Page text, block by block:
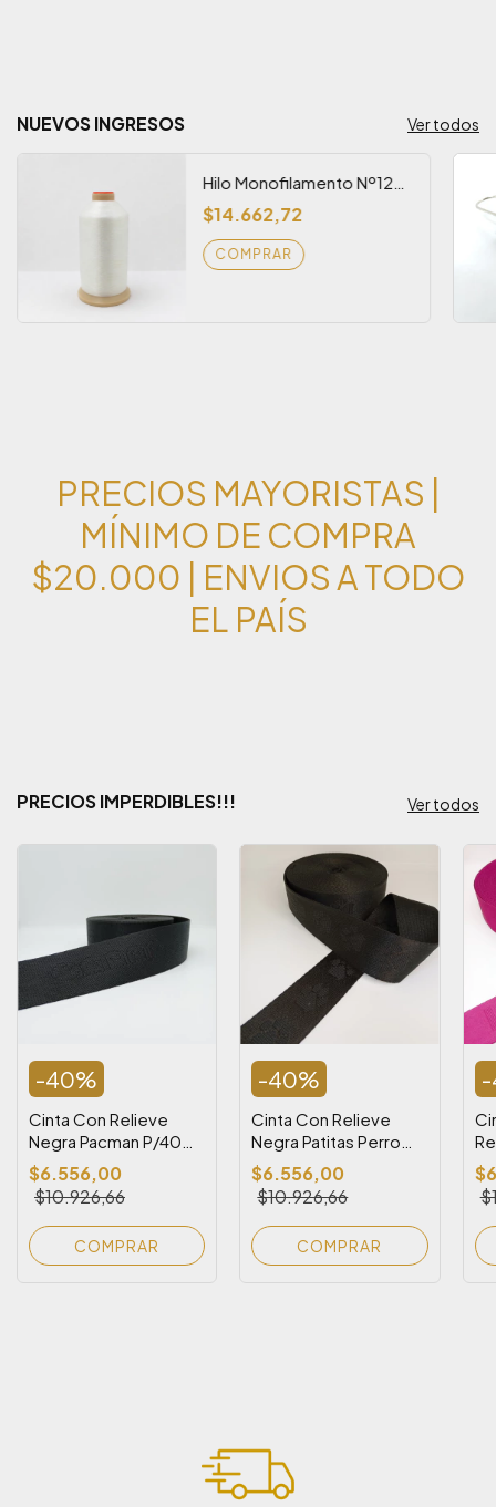
NUEVOS INGRESOS Ver todos
Hilo Monofilamento Nº120
Transparente x 10.000
Mts
$14.662,72
PRECIOS MAYORISTAS |
MÍNIMO DE COMPRA
$20.000 | ENVIOS A TODO
EL PAÍS
PRECIOS IMPERDIBLES!!! Ver todos
-40%
Cinta Con Relieve
Negra Pacman P/40
(Rollo x 10 metros)
$6.556,00
$10.926,66
-40%
Cinta Con Relieve
Negra Patitas Perro
P/40 x 10 Metros
$6.556,00
$10.926,66
-